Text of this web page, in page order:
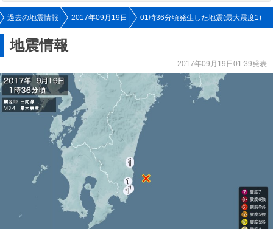
過去の地震情報 2017年09月19日 01時36分頃発生した地震(最大震度1)
地震情報
2017年09月19日01:39発表